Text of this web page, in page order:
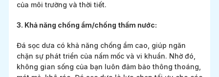
của môi trường và thời tiết.
3. Khả năng chống ẩm/chống thấm nước:
Đá sọc dưa có khả năng chống ẩm cao, giúp ngăn
chặn sự phát triển của nấm mốc và vi khuẩn. Nhờ đó,
không gian sống của bạn luôn đảm bảo thông thoáng,